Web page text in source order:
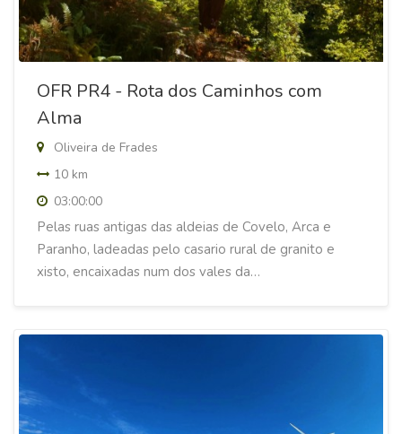
OFR PR4 - Rota dos Caminhos com
Alma
Oliveira de Frades
10 km
03:00:00
Pelas ruas antigas das aldeias de Covelo, Arca e
Paranho, ladeadas pelo casario rural de granito e
xisto, encaixadas num dos vales da…